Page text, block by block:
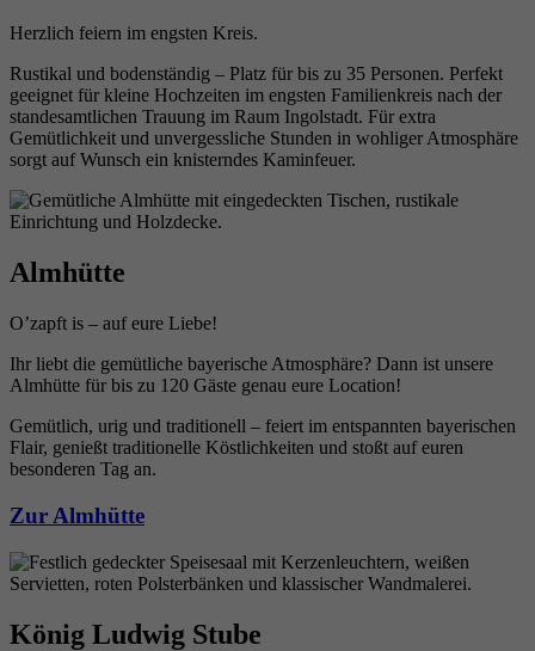
Herzlich feiern im engsten Kreis.
Rustikal und bodenständig – Platz für bis zu 35 Personen. Perfekt
geeignet für kleine Hochzeiten im engsten Familienkreis nach der
standesamtlichen Trauung im Raum Ingolstadt. Für extra
Gemütlichkeit und unvergessliche Stunden in wohliger Atmosphäre
sorgt auf Wunsch ein knisterndes Kaminfeuer.
Almhütte
O’zapft is – auf eure Liebe!
Ihr liebt die gemütliche bayerische Atmosphäre? Dann ist unsere
Almhütte für bis zu 120 Gäste genau eure Location!
Gemütlich, urig und traditionell – feiert im entspannten bayerischen
Flair, genießt traditionelle Köstlichkeiten und stoßt auf euren
besonderen Tag an.
Zur Almhütte
König Ludwig Stube